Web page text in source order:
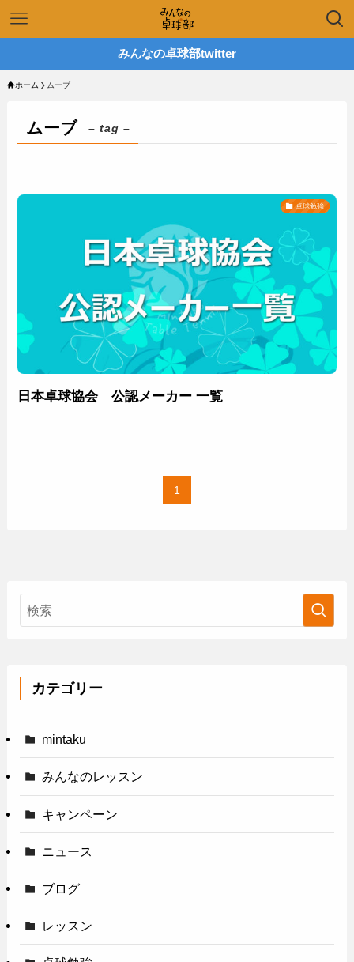
みんなの卓球部twitter
ホーム ムーブ
ムーブ – tag –
卓球勉強
日本卓球協会 公認メーカー 一覧
1
カテゴリー
mintaku
みんなのレッスン
キャンペーン
ニュース
ブログ
レッスン